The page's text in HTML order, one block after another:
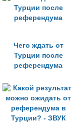
Чего ждать от
Турции после
референдума